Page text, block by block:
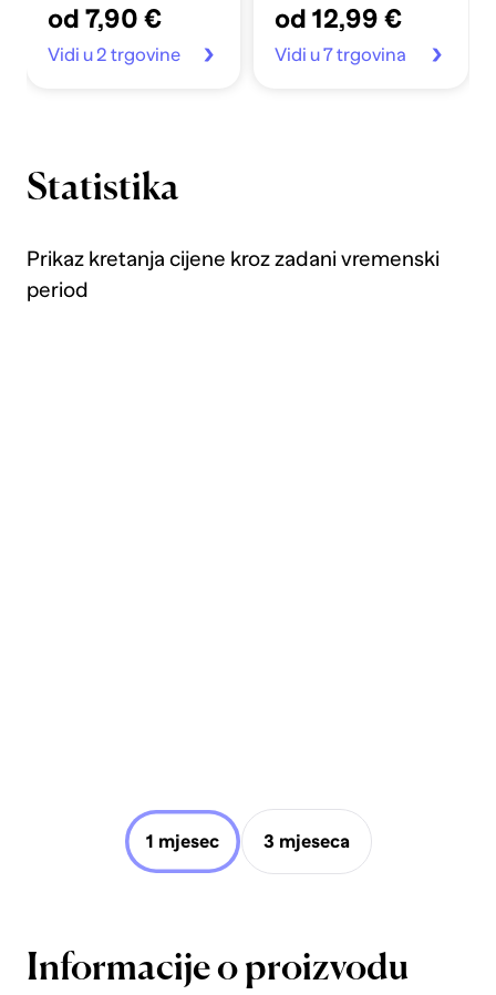
od 7,90 €
Vidi u 2 trgovine
od 12,99 €
Vidi u 7 trgovina
Statistika
Prikaz kretanja cijene kroz zadani vremenski
period
1 mjesec 3 mjeseca
Informacije o proizvodu